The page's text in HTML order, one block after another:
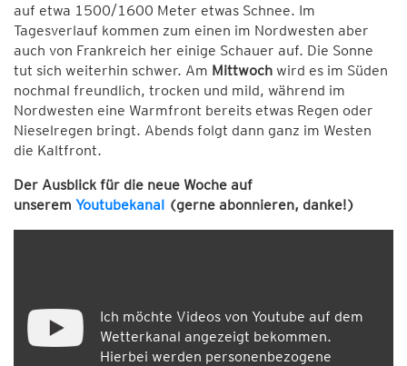
auf etwa 1500/1600 Meter etwas Schnee. Im
Tagesverlauf kommen zum einen im Nordwesten aber
auch von Frankreich her einige Schauer auf. Die Sonne
tut sich weiterhin schwer. Am Mittwoch wird es im Süden
nochmal freundlich, trocken und mild, während im
Nordwesten eine Warmfront bereits etwas Regen oder
Nieselregen bringt. Abends folgt dann ganz im Westen
die Kaltfront.
Der Ausblick für die neue Woche auf
unserem Youtubekanal (gerne abonnieren, danke!)
Ich möchte Videos von Youtube auf dem
Wetterkanal angezeigt bekommen.
Hierbei werden personenbezogene